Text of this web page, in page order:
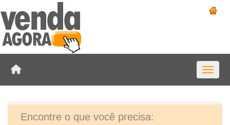
Toggle
Encontre o que você precisa: